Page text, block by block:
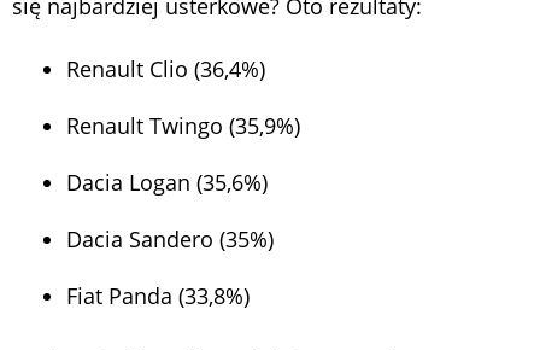
się najbardziej usterkowe? Oto rezultaty:
Renault Clio (36,4%)
Renault Twingo (35,9%)
Dacia Logan (35,6%)
Dacia Sandero (35%)
Fiat Panda (33,8%)